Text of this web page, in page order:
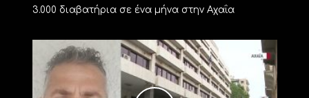
3.000 διαβατήρια σε ένα μήνα στην Αχαΐα